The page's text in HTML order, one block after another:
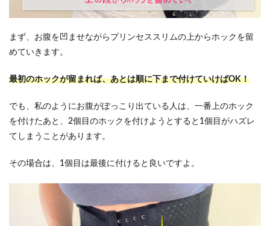
まず、お腹を凹ませながらプリンセススリムの上からホックを留
めていきます。
最初のホックが留まれば、あとは順に下まで付けていけばOK！
でも、私のようにお腹がぽっこり出ている人は、一番上のホック
を付けたあと、2個目のホックを付けようとすると1個目がハズレ
てしまうことがあります。
その場合は、1個目は最後に付けると良いですよ。